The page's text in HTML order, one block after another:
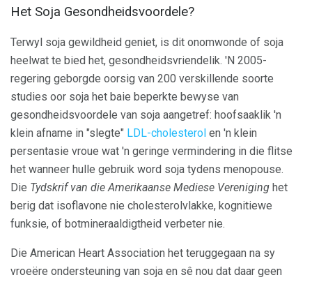
Het Soja Gesondheidsvoordele?
Terwyl soja gewildheid geniet, is dit onomwonde of soja
heelwat te bied het, gesondheidsvriendelik. 'N 2005-
regering geborgde oorsig van 200 verskillende soorte
studies oor soja het baie beperkte bewyse van
gesondheidsvoordele van soja aangetref: hoofsaaklik 'n
klein afname in "slegte" LDL-cholesterol en 'n klein
persentasie vroue wat 'n geringe vermindering in die flitse
het wanneer hulle gebruik word soja tydens menopouse.
Die Tydskrif van die Amerikaanse Mediese Vereniging het
berig dat isoflavone nie cholesterolvlakke, kognitiewe
funksie, of botmineraaldigtheid verbeter nie.
Die American Heart Association het teruggegaan na sy
vroeëre ondersteuning van soja en sê nou dat daar geen